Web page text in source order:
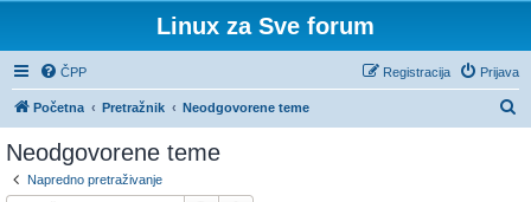
Linux za Sve forum
ČPP Prijava
Registracija
Početna Pretražnik Neodgovorene teme
Neodgovorene teme
Napredno pretraživanje